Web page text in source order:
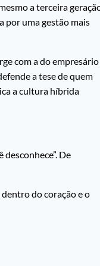
a terceira
por uma gestão mais
com a do empresário
a tese de quem
a cultura híbrida
De
do coração e o